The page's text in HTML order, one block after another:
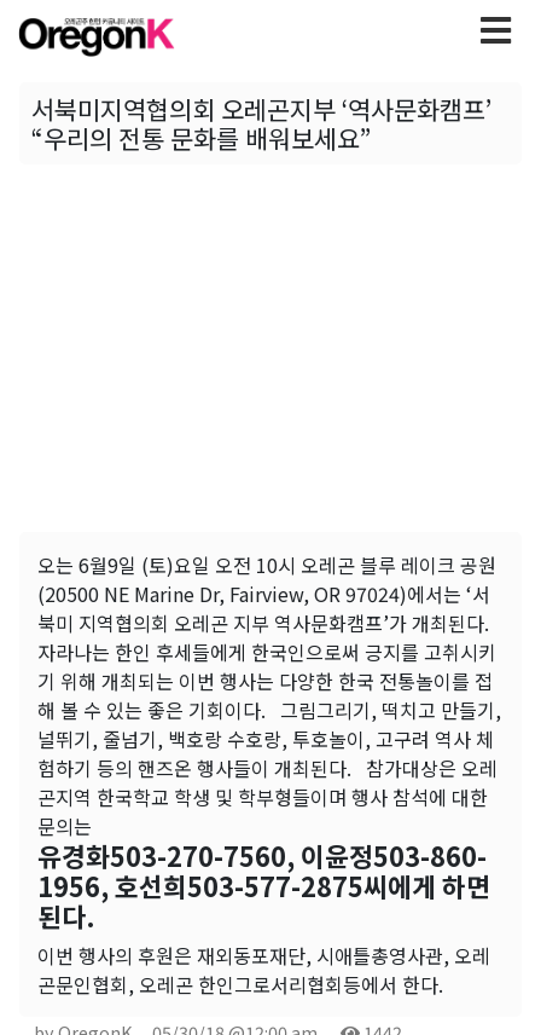
서북미지역협의회 오레곤지부 ‘역사문화캠프’
“우리의 전통 문화를 배워보세요”
오는 6월9일 (토)요일 오전 10시 오레곤 블루 레이크 공원
(20500 NE Marine Dr, Fairview, OR 97024)에서는 ‘서
북미 지역협의회 오레곤 지부 역사문화캠프’가 개최된다.
자라나는 한인 후세들에게 한국인으로써 긍지를 고취시키
기 위해 개최되는 이번 행사는 다양한 한국 전통놀이를 접
해 볼 수 있는 좋은 기회이다. 그림그리기, 떡치고 만들기,
널뛰기, 줄넘기, 백호랑 수호랑, 투호놀이, 고구려 역사 체
험하기 등의 핸즈온 행사들이 개최된다. 참가대상은 오레
곤지역 한국학교 학생 및 학부형들이며 행사 참석에 대한
문의는
유경화503-270-7560, 이윤정503-860-
1956, 호선희503-577-2875씨에게 하면
된다.
이번 행사의 후원은 재외동포재단, 시애틀총영사관, 오레
곤문인협회, 오레곤 한인그로서리협회등에서 한다.